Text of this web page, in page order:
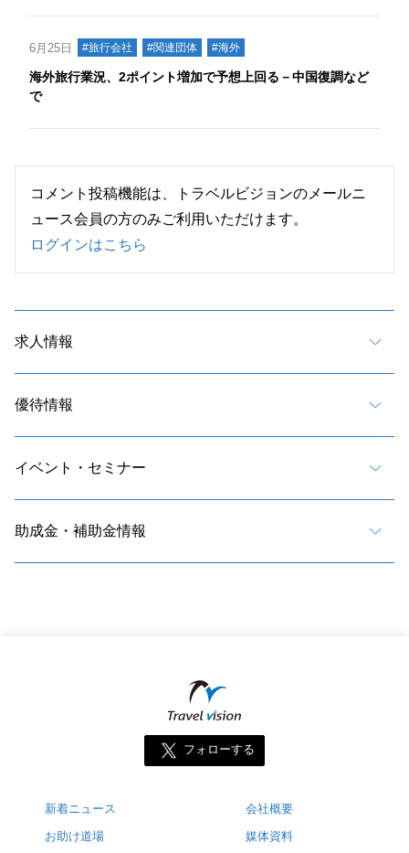
6月25日 #旅行会社 #関連団体 #海外
海外旅行業況、2ポイント増加で予想上回る－中国復調など
で
コメント投稿機能は、トラベルビジョンのメールニ
ュース会員の方のみご利用いただけます。
ログインはこちら
求人情報
優待情報
イベント・セミナー
助成金・補助金情報
フォローする
新着ニュース
お助け道場
会社概要
媒体資料